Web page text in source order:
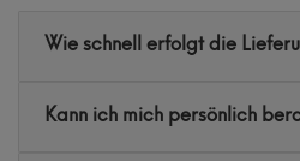
Wie schnell erfolgt die
Kann ich mich persönlich